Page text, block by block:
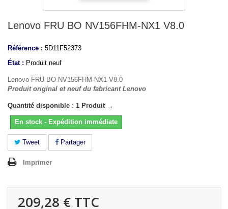
Lenovo FRU BO NV156FHM-NX1 V8.0
Référence : 5D11F52373
État : Produit neuf
Lenovo FRU BO NV156FHM-NX1 V8.0
Produit original et neuf du fabricant Lenovo
Quantité disponible : 1 Produit →
En stock - Expédition immédiate
Tweet Partager
Imprimer
209,28 € TTC